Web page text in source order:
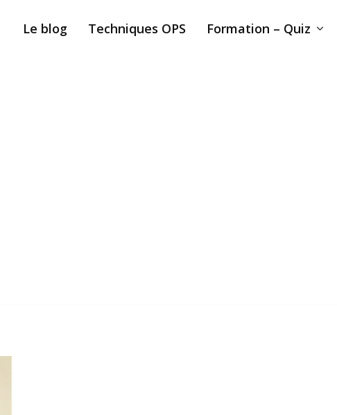
Le blog Techniques OPS Formation – Quiz